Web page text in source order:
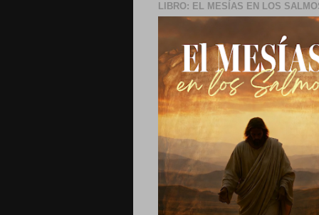
LIBRO: EL MESÍAS EN LOS